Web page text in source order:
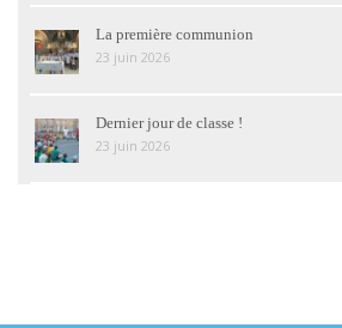
La première communion
23 juin 2026
Dernier jour de classe !
23 juin 2026